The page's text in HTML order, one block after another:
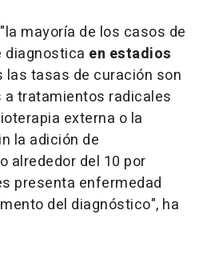
mayoría de los casos de
diagnostica en estadios
las tasas de curación son
tratamientos radicales
externa o la
la adición de
alrededor del 10 por
presenta enfermedad
del diagnóstico", ha